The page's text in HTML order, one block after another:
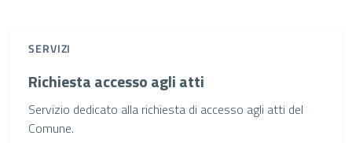
SERVIZI
Richiesta accesso agli atti
Servizio dedicato alla richiesta di accesso agli atti del
Comune.